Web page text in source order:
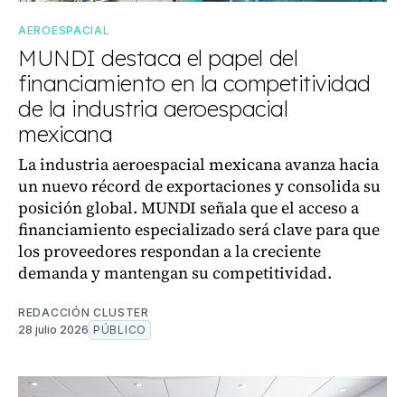
AEROESPACIAL
MUNDI destaca el papel del
financiamiento en la competitividad
de la industria aeroespacial
mexicana
La industria aeroespacial mexicana avanza hacia
un nuevo récord de exportaciones y consolida su
posición global. MUNDI señala que el acceso a
financiamiento especializado será clave para que
los proveedores respondan a la creciente
demanda y mantengan su competitividad.
REDACCIÓN CLUSTER
28 julio 2026 PÚBLICO